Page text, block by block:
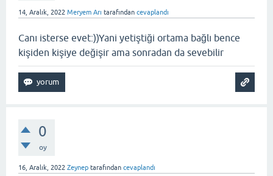
14, Aralık, 2022 Meryem Arı tarafından cevaplandı
Canı isterse evet:))Yani yetiştiği ortama bağlı bence
kişiden kişiye değişir ama sonradan da sevebilir
0
oy
16, Aralık, 2022 Zeynep tarafından cevaplandı